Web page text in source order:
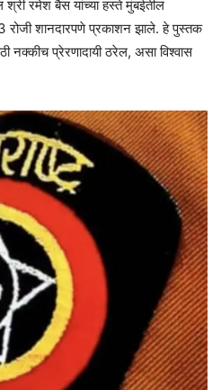
श्री रमेश बैस यांच्या हस्ते मुंबईतील
रोजी शानदारपणे प्रकाशन झाले. हे पुस्तक
नक्कीच प्रेरणादायी ठरेल, असा विश्वास